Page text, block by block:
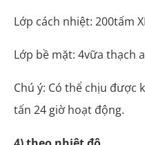
Lớp cách nhiệt: 200tấm
Lớp bề mặt: 4vữa thạch
Chú ý: Có thể chịu được
tấn 24 giờ hoạt động.